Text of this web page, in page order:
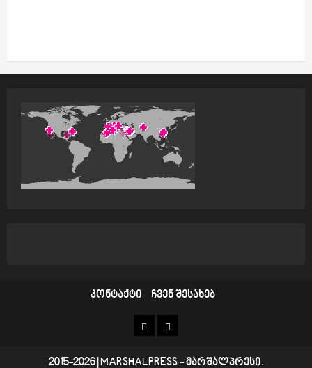
კონტაქტი ჩვენ შესახებ
კონტაქტი
ჩვენ
2015-2026 MARSHALPRESS- მარშალპრესი.